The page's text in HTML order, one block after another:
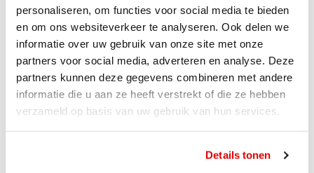
personaliseren, om functies voor social media te bieden
en om ons websiteverkeer te analyseren. Ook delen we
informatie over uw gebruik van onze site met onze
partners voor social media, adverteren en analyse. Deze
partners kunnen deze gegevens combineren met andere
informatie die u aan ze heeft verstrekt of die ze hebben
verzameld op basis van uw gebruik van hun services.
Details tonen
ACTIE